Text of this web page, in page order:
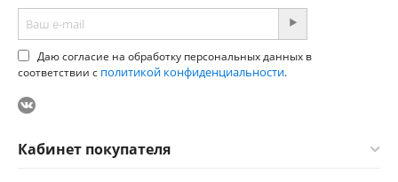
Даю согласие на обработку персональных данных в
соответствии с политикой конфиденциальности.
Кабинет покупателя